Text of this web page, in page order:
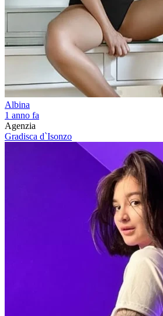
Albina
1 anno fa
Agenzia
Gradisca d`Isonzo